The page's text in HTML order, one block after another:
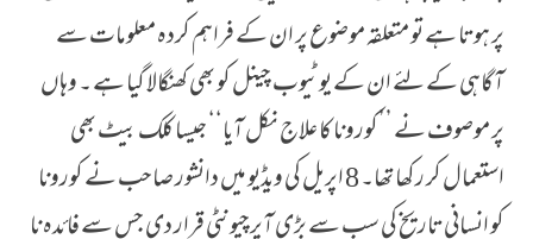
پر ہوتا ہے تو متعلقہ موضوع پر ان کے فراہم کردہ معلومات سے
آگاہی کے لئے ان کے یوٹیوب چینل کو بھی کھنگالا گیا ہے ۔ وہاں
پر موصوف نے ’’کورونا کا علاج نکل آیا‘‘ جیسا کلک بیٹ بھی
استعمال کر رکھا تھا۔ 8 اپریل کی ویڈیو میں دانشور صاحب نے کورونا
کو انسانی تاریخ کی سب سے بڑی آپرچیونٹی قرار دی جس سے فائدہ نا